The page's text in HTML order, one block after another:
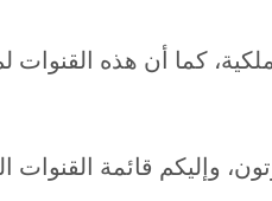
كما أن هذه القنوات
وإليكم قائمة القنوات